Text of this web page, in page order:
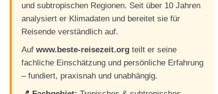
und subtropischen Regionen. Seit über 10 Jahren
analysiert er Klimadaten und bereitet sie für
Reisende verständlich auf.
Auf www.beste-reisezeit.org teilt er seine
fachliche Einschätzung und persönliche Erfahrung
– fundiert, praxisnah und unabhängig.